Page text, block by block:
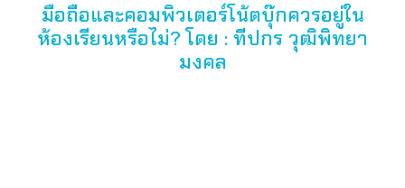
มือถือและคอมพิวเตอร์โน้ตบุ๊กควรอยู่ใน
ห้องเรียนหรือไม่? โดย : ทีปกร วุฒิพิทยา
มงคล